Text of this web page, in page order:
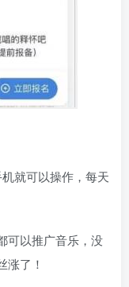
就可以操作，每天
可以推广音乐，没
涨了！